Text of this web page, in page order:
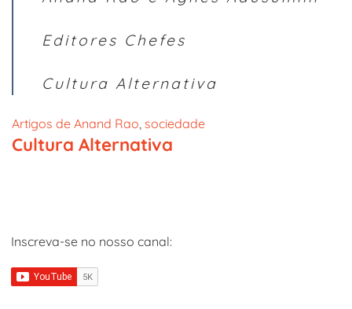
Editores Chefes
Cultura Alternativa
Artigos de Anand Rao, sociedade
Cultura Alternativa
Inscreva-se no nosso canal: